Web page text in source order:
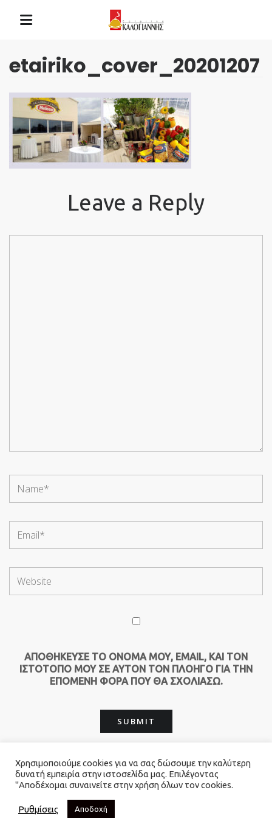
etairiko_cover_20201207
Leave a Reply
ΑΠΟΘΉΚΕΥΣΕ ΤΟ ΌΝΟΜΆ ΜΟΥ, EMAIL, ΚΑΙ ΤΟΝ
ΙΣΤΌΤΟΠΟ ΜΟΥ ΣΕ ΑΥΤΌΝ ΤΟΝ ΠΛΟΗΓΌ ΓΙΑ ΤΗΝ
ΕΠΌΜΕΝΗ ΦΟΡΆ ΠΟΥ ΘΑ ΣΧΟΛΙΆΣΩ.
© 2026 Καλογιαννης Catering. All Rights Reserved.
- Powered by
Χρησιμοποιούμε cookies για να σας δώσουμε την καλύτερη
δυνατή εμπειρία στην ιστοσελίδα μας. Επιλέγοντας
"Αποδέχομαι συναινείτε στην χρήση όλων τον cookies.
Ρυθμίσεις Αποδοχή